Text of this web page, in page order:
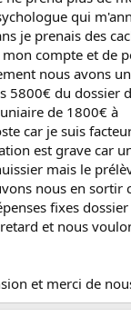
qui
je prenais des
compte et de
nous avons
5800€ du dossier
de 1800€ à
car je suis
est grave car
mais le
nous en sortir
fixes
et nous
et merci de